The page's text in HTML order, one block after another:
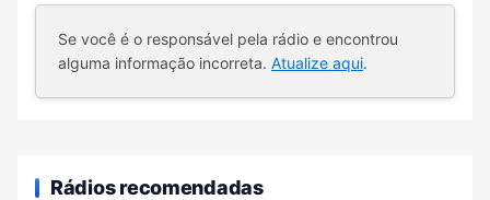
Se você é o responsável pela rádio e encontrou
alguma informação incorreta. Atualize aqui.
Rádios recomendadas